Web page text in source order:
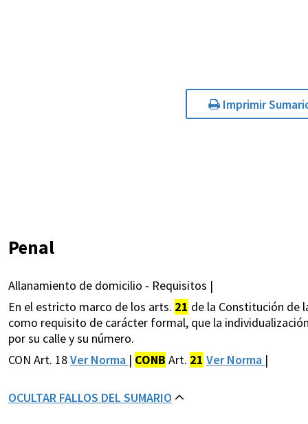
Imprimir
Penal
Allanamiento de domicilio - Requisitos |
En el estricto marco de los arts. 21 de la Constitución de
como requisito de carácter formal, que la
por su calle y su número.
CON Art. 18Ver Norma | CONB Art. 21 Ver Norma |
OCULTAR FALLOS DEL SUMARIO